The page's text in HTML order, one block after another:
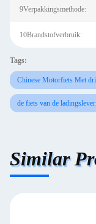
9Verpakkingsmethode:
10Brandstofverbruik:
Tags:
Chinese Motorfiets Met
de fiets van de
Similar